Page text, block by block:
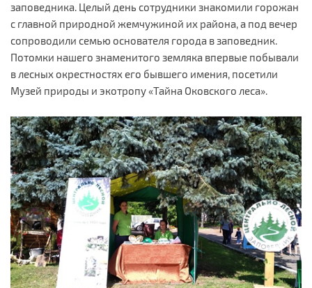
заповедника. Целый день сотрудники знакомили горожан
с главной природной жемчужиной их района, а под вечер
сопроводили семью основателя города в заповедник.
Потомки нашего знаменитого земляка впервые побывали
в лесных окрестностях его бывшего имения, посетили
Музей природы и экотропу «Тайна Оковского леса».